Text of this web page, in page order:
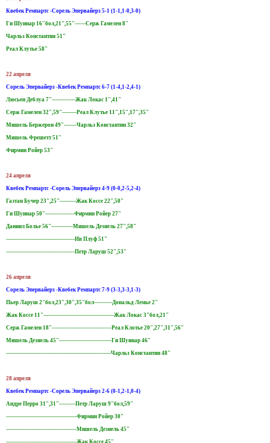
Квебек Ремпартс -Сорель Эпервайерз 5-1 (1-1,1-0,3-0)
Ги Шуинар 16"бол,21",55"------Серж Гамелен 8"
Чарльз Константин 51"
Реал Клутье 58"
22 апреля
Сорель Эпервайерз -Квебек Ремпартс 6-7 (1-4,1-2,4-1)
Люсьен Деблуа 7"-------------Жак Локас 1",41"
Серж Гамелен 32",59"--------Реал Клутье 11",15",17",35"
Мишель Бержерон 49"-------Чарльз Константин 32"
Мишель Фрешетт 51"
Фирмин Ройер 53"
24 апреля
Квебек Ремпартс -Сорель Эпервайерз 4-9 (0-0,2-5,2-4)
Гаэтан Бучер 23",25"---------Жак Коссе 22",50"
Ги Шуинар 50"----------------Фирмин Ройер 27"
Даниил Болье 56"------------Мишель Дезиель 27",58"
--------------------------------------Ив Плуф 51"
--------------------------------------Петр Ларуш 52",53"
26 апреля
Сорель Эпервайерз -Квебек Ремпартс 7-9 (3-3,3-3,1-3)
Пьер Ларуш 2"бол,23",30",35"бол----------Дональд Лемье 2"
Жак Коссе 11"---------------------------------------Жак Локас 3"бол,21"
Серж Гамелен 18"---------------------------------Реал Клотье 20",27",31",56"
Мишель Дезиель 45"-----------------------------Ги Шуинар 46"
----------------------------------------------------------Чарльз Константин 48"
28 апреля
Квебек Ремпартс -Сорель Эпервайерз 2-6 (0-1,2-1,0-4)
Андре Перро 31",31"---------Петр Ларуш 9"бол,59"
---------------------------------------Фирмин Ройер 30"
---------------------------------------Мишель Дезиель 45"
---------------------------------------Жак Коссе 45"